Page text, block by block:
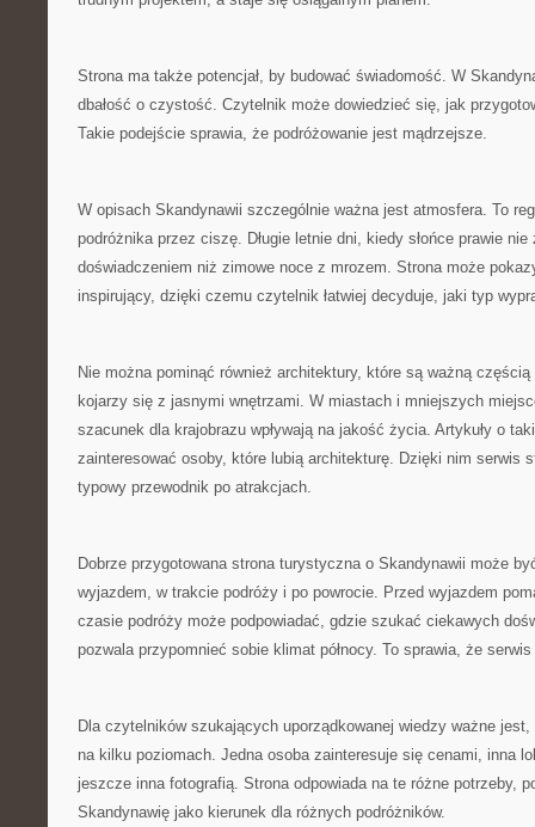
Strona ma także potencjał, by budować świadomość. W
dbałość o czystość. Czytelnik może dowiedzieć się, jak
Takie podejście sprawia, że podróżowanie jest mądrzejsze.
W opisach Skandynawii szczególnie ważna jest atmosfera. To
podróżnika przez ciszę. Długie letnie dni, kiedy słońce prawie
doświadczeniem niż zimowe noce z mrozem. Strona może
inspirujący, dzięki czemu czytelnik łatwiej decyduje, jaki typ
Nie można pominąć również architektury, które są ważną
kojarzy się z jasnymi wnętrzami. W miastach i mniejszych
szacunek dla krajobrazu wpływają na jakość życia. Artykuły o
zainteresować osoby, które lubią architekturę. Dzięki nim serwis
typowy przewodnik po atrakcjach.
Dobrze przygotowana strona turystyczna o Skandynawii może
wyjazdem, w trakcie podróży i po powrocie. Przed wyjazdem
czasie podróży może podpowiadać, gdzie szukać ciekawych
pozwala przypomnieć sobie klimat północy. To sprawia, że
Dla czytelników szukających uporządkowanej wiedzy ważne
na kilku poziomach. Jedna osoba zainteresuje się cenami, inna
jeszcze inna fotografią. Strona odpowiada na te różne potrzeby,
Skandynawię jako kierunek dla różnych podróżników.